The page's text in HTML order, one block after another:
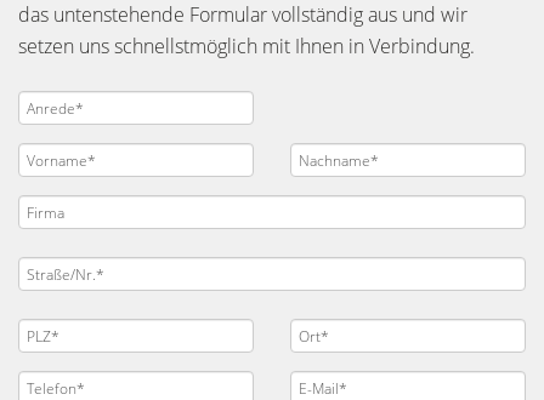
das untenstehende Formular vollständig aus und wir
setzen uns schnellstmöglich mit Ihnen in Verbindung.